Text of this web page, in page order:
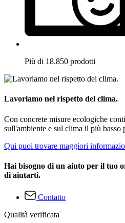
Più di 18.850 prodotti
Lavoriamo nel rispetto del clima.
Con concrete misure ecologiche
sull'ambiente e sul clima il più basso
Qui puoi trovare maggiori
Hai bisogno di un aiuto per il tuo
di aiutarti.
Contatto
Qualità verificata